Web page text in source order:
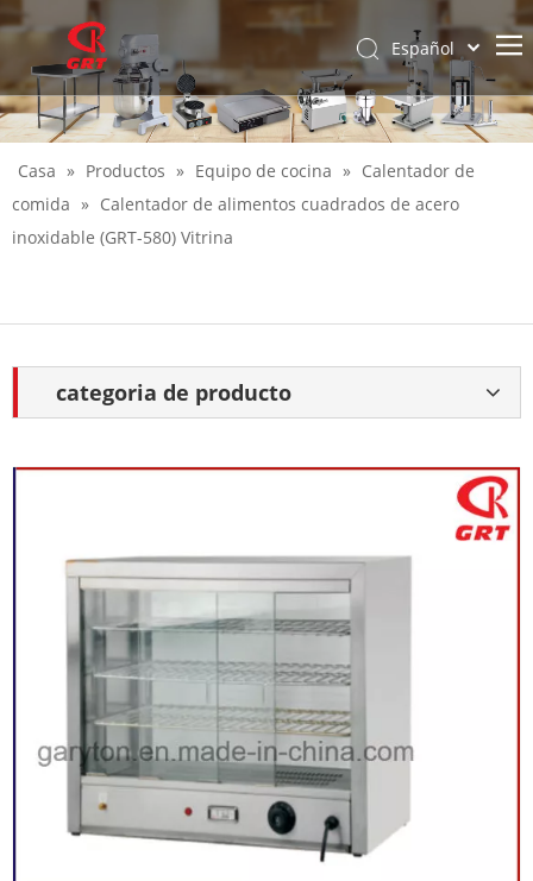
Español
English
Casa » Productos » Equipo de cocina » Calentador de
comida » Calentador de alimentos cuadrados de acero
inoxidable (GRT-580) Vitrina
categoria de producto